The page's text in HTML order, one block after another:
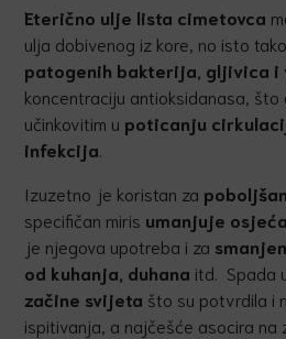
Eterično ulje lista cimetovca
ulja dobivenog iz kore, no isto
patogenih bakterija, gljivica i
koncentraciju antioksidanasa, što
učinkovitim u poticanju
infekcija
Izuzetno je koristan za
specifičan miris umanjuje
je njegova upotreba i za
od kuhanja, duhana itd. Spada
začine svijeta što su potvrdila i
ispitivanja, a najčešće asocira na